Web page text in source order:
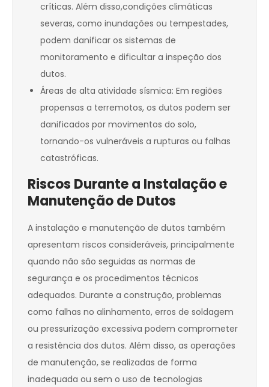
críticas. Além disso,condições climáticas
severas, como inundações ou tempestades,
podem danificar os sistemas de
monitoramento e dificultar a inspeção dos
dutos.
Áreas de alta atividade sísmica: Em regiões
propensas a terremotos, os dutos podem ser
danificados por movimentos do solo,
tornando-os vulneráveis a rupturas ou falhas
catastróficas.
Riscos Durante a Instalação e
Manutenção de Dutos
A instalação e manutenção de dutos também
apresentam riscos consideráveis, principalmente
quando não são seguidas as normas de
segurança e os procedimentos técnicos
adequados. Durante a construção, problemas
como falhas no alinhamento, erros de soldagem
ou pressurização excessiva podem comprometer
a resistência dos dutos. Além disso, as operações
de manutenção, se realizadas de forma
inadequada ou sem o uso de tecnologias